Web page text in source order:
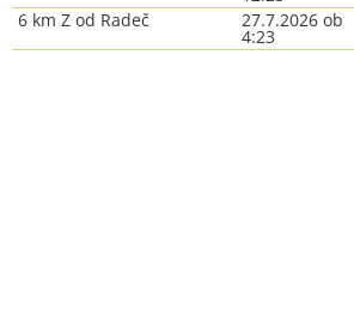
6 km Z od Radeč
27.7.2026 ob
4:23